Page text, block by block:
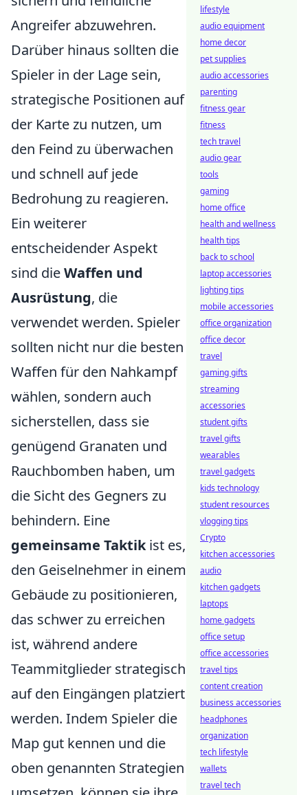
Angreifer abzuwehren.
Darüber hinaus sollten die
Spieler in der Lage sein,
strategische Positionen auf
der Karte zu nutzen, um
den Feind zu überwachen
und schnell auf jede
Bedrohung zu reagieren.
Ein weiterer
entscheidender Aspekt
sind dieWaffen und
Ausrüstung, die
verwendet werden. Spieler
sollten nicht nur die besten
Waffen für den Nahkampf
wählen, sondern auch
sicherstellen, dass sie
genügend Granaten und
Rauchbomben haben, um
die Sicht des Gegners zu
behindern. Eine
gemeinsame Taktikist es,
den Geiselnehmer in einem
Gebäude zu positionieren,
das schwer zu erreichen
ist, während andere
Teammitglieder strategisch
auf den Eingängen platziert
werden. Indem Spieler die
Map gut kennen und die
oben genannten Strategien
lifestyle
audio equipment
home decor
pet supplies
audio accessories
parenting
fitness gear
fitness
tech travel
audio gear
tools
gaming
home office
health and wellness
health tips
back to school
laptop accessories
lighting tips
mobile accessories
office organization
office decor
travel
gaming gifts
streaming
accessories
student gifts
travel gifts
wearables
travel gadgets
kids technology
student resources
vlogging tips
Crypto
kitchen accessories
audio
kitchen gadgets
laptops
home gadgets
office setup
office accessories
travel tips
content creation
business accessories
headphones
organization
tech lifestyle
wallets
travel tech